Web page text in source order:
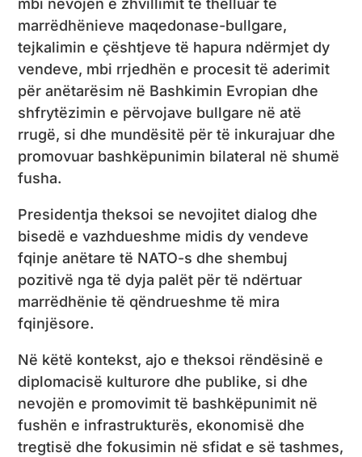
mbi nevojën e zhvillimit të thelluar të
marrëdhënieve maqedonase-bullgare,
tejkalimin e çështjeve të hapura ndërmjet dy
vendeve, mbi rrjedhën e procesit të aderimit
për anëtarësim në Bashkimin Evropian dhe
shfrytëzimin e përvojave bullgare në atë
rrugë, si dhe mundësitë për të inkurajuar dhe
promovuar bashkëpunimin bilateral në shumë
fusha.
Presidentja theksoi se nevojitet dialog dhe
bisedë e vazhdueshme midis dy vendeve
fqinje anëtare të NATO-s dhe shembuj
pozitivë nga të dyja palët për të ndërtuar
marrëdhënie të qëndrueshme të mira
fqinjësore.
Në këtë kontekst, ajo e theksoi rëndësinë e
diplomacisë kulturore dhe publike, si dhe
nevojën e promovimit të bashkëpunimit në
fushën e infrastrukturës, ekonomisë dhe
tregtisë dhe fokusimin në sfidat e së tashmes,